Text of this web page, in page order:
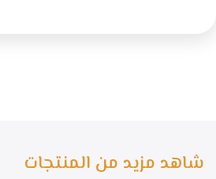
شاهد مزيد من المنتجات